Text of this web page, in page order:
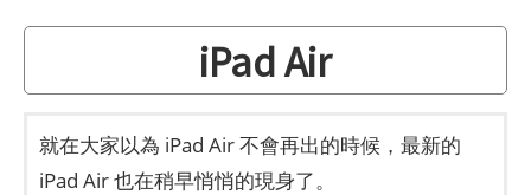
iPad Air
就在大家以為 iPad Air 不會再出的時候，最新的
iPad Air 也在稍早悄悄的現身了。